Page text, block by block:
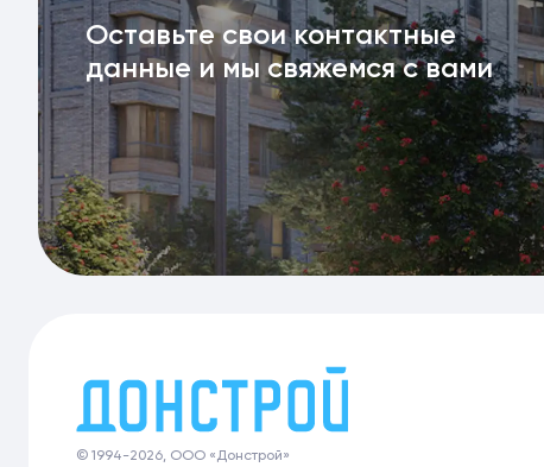
Оставьте свои контактные
данные и мы свяжемся с вами
© 1994-2026, ООО «Донстрой»